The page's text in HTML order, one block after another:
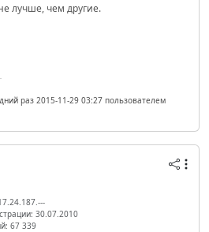
лучше, чем другие.
раз 2015-11-29 03:27 пользователем
30.07.2010
67 339